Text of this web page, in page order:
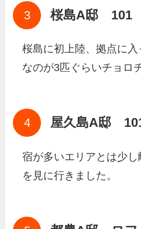
桜島A邸 101
桜島に初上陸、拠点に
なのが3匹ぐらいチョロ
屋久島A邸
宿が多いエリアとは少
を見に行きました。